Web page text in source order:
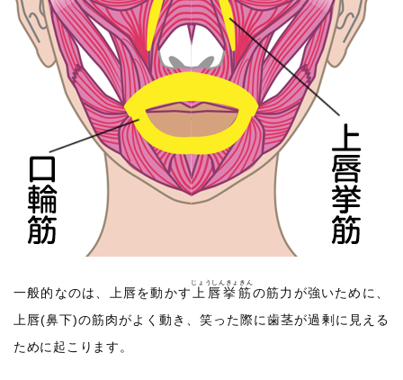
一般的なのは、上唇を動かす 上唇挙筋
じょうしんきょきん
の筋力が強いために、
上唇(鼻下)の筋肉がよく動き、笑った際に歯茎が過剰に見える
ために起こります。